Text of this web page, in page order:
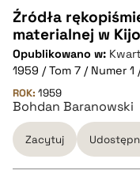
pobierz cytat
CZYSTY TEKST
pobierz cytat
BIBTEX
Źródła
materialnej w
Opublikowano w:
1959 / Tom 7 / Numer 1
ROK: 1959
Bohdan Baranowski
Zacytuj